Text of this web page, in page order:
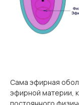
Сама эфирная
эфирной материи,
постоянного